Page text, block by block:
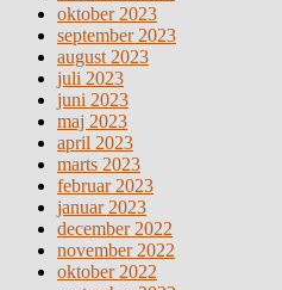
oktober 2023
september 2023
august 2023
juli 2023
juni 2023
maj 2023
april 2023
marts 2023
februar 2023
januar 2023
december 2022
november 2022
oktober 2022